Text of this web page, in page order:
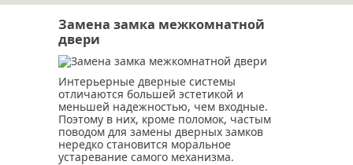
Замена замка межкомнатной
двери
Интерьерные дверные системы
отличаются большей эстетикой и
меньшей надежностью, чем входные.
Поэтому в них, кроме поломок, частым
поводом для замены дверных замков
нередко становится моральное
устаревание самого механизма.